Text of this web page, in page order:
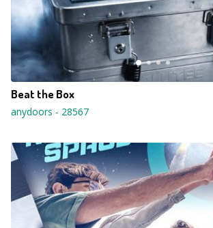
Beat the Box
anydoors - 28567